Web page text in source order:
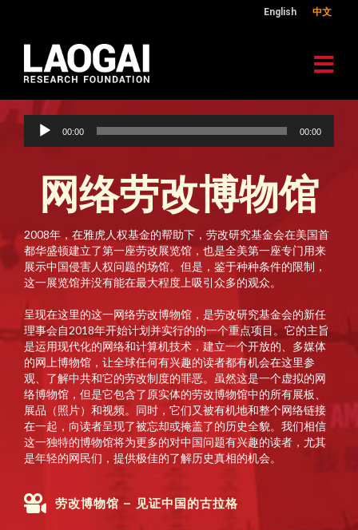
English 中文
音
00:00 00:00
网络劳改博物馆
2008年，在雅虎人权基金的帮助下，劳改研究基金会在美国首
都华盛顿建立了第一座劳改展览馆，也是全美第一座专门用来
展示中国侵害人权问题的场馆。但是，鉴于种种条件的限制，
这一展览馆并没有能在最大程度上吸引众多的观众。
呈现在这里的这一网络劳改博物馆，是劳改研究基金会的新任
理事会自2018年开始计划并实行的的一个重点项目。它的主旨
是运用现代化的网络和计算机技术，建立一个开放的、多媒体
的网上博物馆，让全球任何有兴趣的读者都有机会在这里参
观、了解中共和它的劳改制度的罪恶。虽然这是一个虚拟的网
络博物馆，但是它包含了原实体的劳改博物馆中的所有展板、
展品（照片）和视频。同时，它们又被有机地和整个网络链接
在一起，向读者呈现了被忘却或掩盖了的历史全貌。我们相信
这一独特的博物馆将为更多的对中国问题有兴趣的读者，尤其
是年轻的网民们，提供极佳的了解历史真相的机会。
劳改博物馆 – 见证中国的古拉格